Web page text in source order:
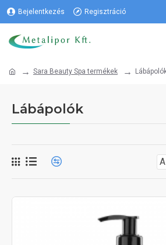
Bejelentkezés Regisztráció
Sara Beauty Spa termékek
Lábápolók